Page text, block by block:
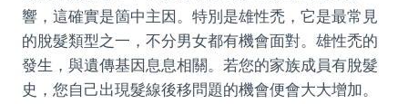
響，這確實是箇中主因。特別是雄性禿，它是最常見
的脫髮類型之一，不分男女都有機會面對。雄性禿的
發生，與遺傳基因息息相關。若您的家族成員有脫髮
史，您自己出現髮線後移問題的機會便會大大增加。